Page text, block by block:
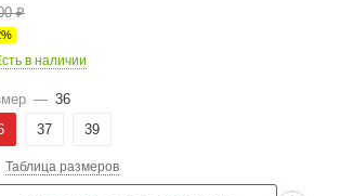
₽
%
в наличии
— 36
37 39
Таблица размеров